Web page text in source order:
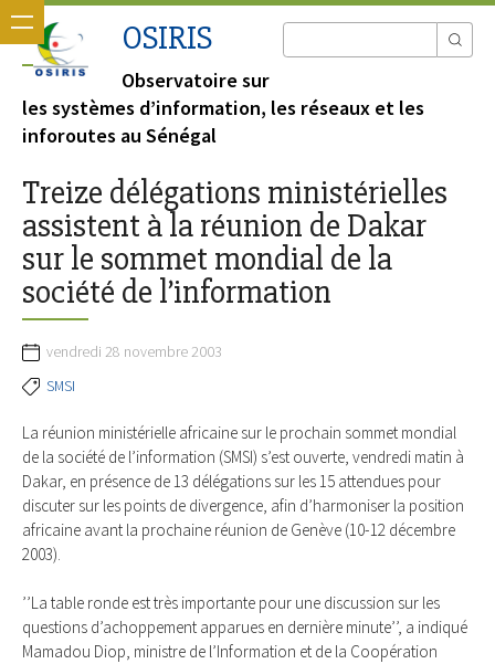
OSIRIS
Observatoire sur
les systèmes d’information, les réseaux et les
inforoutes au Sénégal
Treize délégations ministérielles
assistent à la réunion de Dakar
sur le sommet mondial de la
société de l’information
vendredi 28 novembre 2003
SMSI
La réunion ministérielle africaine sur le prochain sommet mondial
de la société de l’information (SMSI) s’est ouverte, vendredi matin à
Dakar, en présence de 13 délégations sur les 15 attendues pour
discuter sur les points de divergence, afin d’harmoniser la position
africaine avant la prochaine réunion de Genève (10-12 décembre
2003).
’’La table ronde est très importante pour une discussion sur les
questions d’achoppement apparues en dernière minute’’, a indiqué
Mamadou Diop, ministre de l’Information et de la Coopération